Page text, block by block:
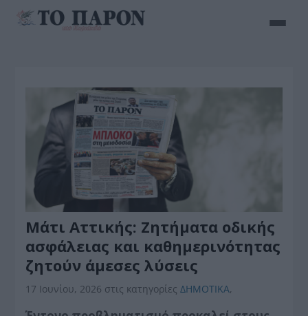
Μάτι Αττικής: Ζητήματα οδικής
ασφάλειας και καθημερινότητας
ζητούν άμεσες λύσεις
17 Ιουνίου, 2026 στις κατηγορίεςΔΗΜΟΤΙΚΑ,